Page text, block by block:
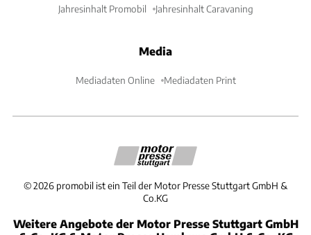
Jahresinhalt Promobil Jahresinhalt Caravaning
Media
Mediadaten Online Mediadaten Print
©2026 promobil ist ein Teil der Motor Presse Stuttgart GmbH &
Co.KG
Weitere Angebote der Motor Presse Stuttgart GmbH